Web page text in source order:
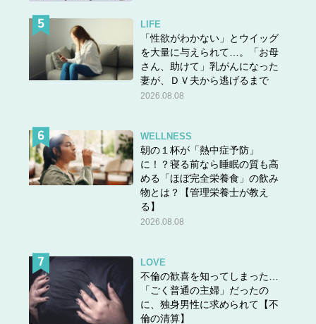
LIFE
「性欲がわかない」とウイッグ
を大量に与えられて…。「お母
さん、助けて」乳がんになった
妻が、ＤＶ夫から逃げるまで
2026.08.08
WELLNESS
朝の１杯が「熱中症予防」
に！？寝る前なら睡眠の質も高
める「ほぼ完全栄養食」の飲み
物とは？【管理栄養士が教え
る】
2026.08.08
LOVE
不倫の歓喜を知ってしまった…
「ごく普通の主婦」だったの
に、独身男性に求められて【不
倫の清算】